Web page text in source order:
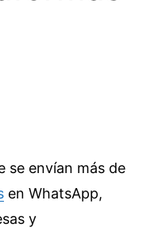
se envían más de
en WhatsApp,
y